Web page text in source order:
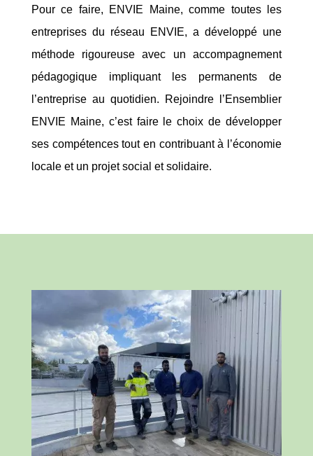
Pour ce faire, ENVIE Maine, comme toutes les
entreprises du réseau ENVIE, a développé une
méthode rigoureuse avec un accompagnement
pédagogique impliquant les permanents de
l’entreprise au quotidien. Rejoindre l’Ensemblier
ENVIE Maine, c’est faire le choix de développer
ses compétences tout en contribuant à l’économie
locale et un projet social et solidaire.